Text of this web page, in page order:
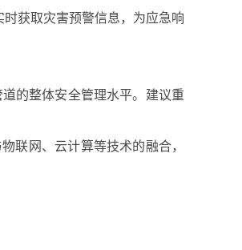
获取灾害预警信息，为应急响
的整体安全管理水平。建议重
联网、云计算等技术的融合，